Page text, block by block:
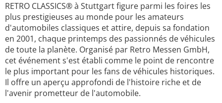
RETRO CLASSICS® à Stuttgart figure parmi les foires les
plus prestigieuses au monde pour les amateurs
d'automobiles classiques et attire, depuis sa fondation
en 2001, chaque printemps des passionnés de véhicules
de toute la planète. Organisé par Retro Messen GmbH,
cet événement s'est établi comme le point de rencontre
le plus important pour les fans de véhicules historiques.
Il offre un aperçu approfondi de l'histoire riche et de
l'avenir prometteur de l'automobile.